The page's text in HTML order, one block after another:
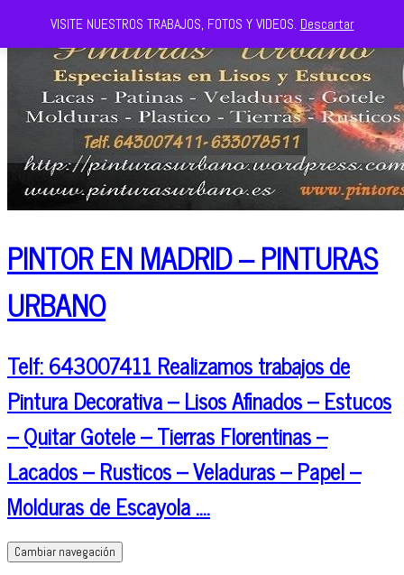
PINTOR EN MADRID – PINTURAS
URBANO
Telf: 643007411 Realizamos trabajos de
Pintura Decorativa – Lisos Afinados – Estucos
– Quitar Gotele – Tierras Florentinas –
Lacados – Rusticos – Veladuras – Papel –
Molduras de Escayola ….
Cambiar navegación
VISITE NUESTROS TRABAJOS, FOTOS Y VIDEOS. Descartar